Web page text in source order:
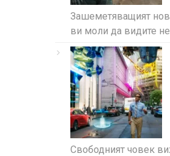
Зашеметяващият
ви моли да видите
Свободният човек